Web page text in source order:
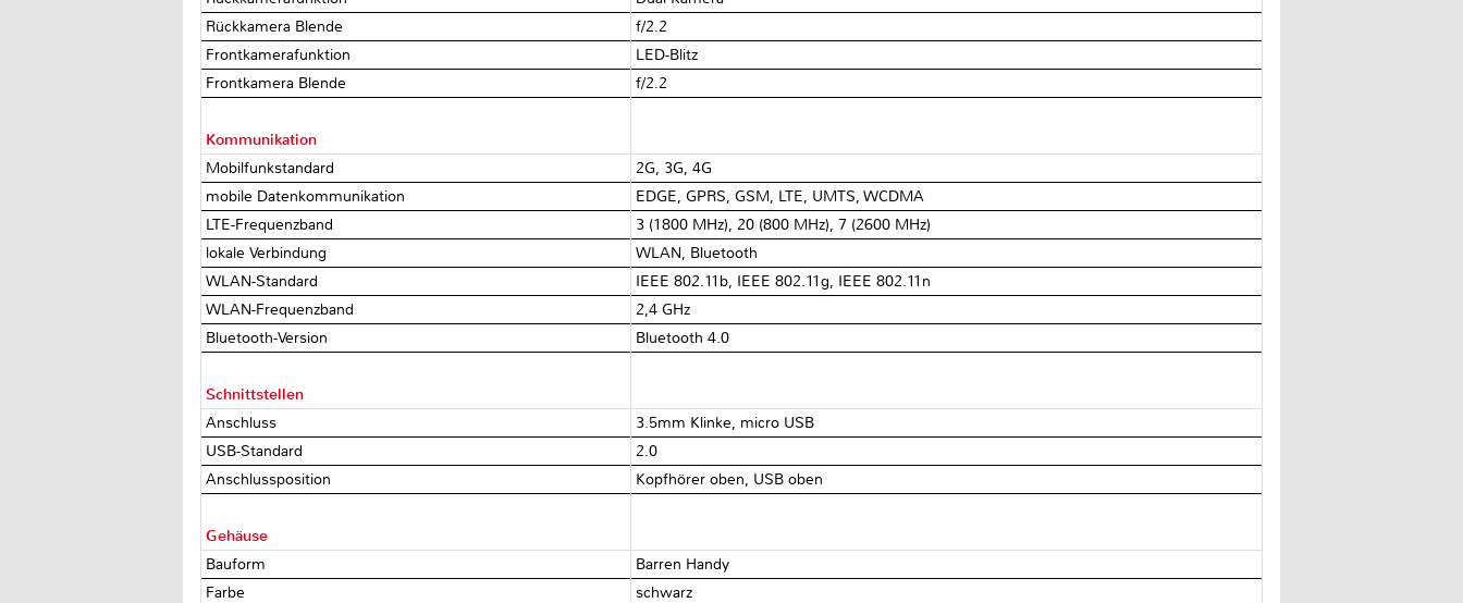
Rückkamera Blende
f/2.2
Frontkamerafunktion
LED-Blitz
Frontkamera Blende
f/2.2
Kommunikation
Mobilfunkstandard
2G, 3G, 4G
mobile Datenkommunikation
EDGE, GPRS, GSM, LTE, UMTS, WCDMA
LTE-Frequenzband
3 (1800 MHz), 20 (800 MHz), 7 (2600 MHz)
lokale Verbindung
WLAN, Bluetooth
WLAN-Standard
IEEE 802.11b, IEEE 802.11g, IEEE 802.11n
WLAN-Frequenzband
2,4 GHz
Bluetooth-Version
Bluetooth 4.0
Schnittstellen
Anschluss
3.5mm Klinke, micro USB
USB-Standard
2.0
Anschlussposition
Kopfhörer oben, USB oben
Gehäuse
Bauform
Barren Handy
Farbe
schwarz